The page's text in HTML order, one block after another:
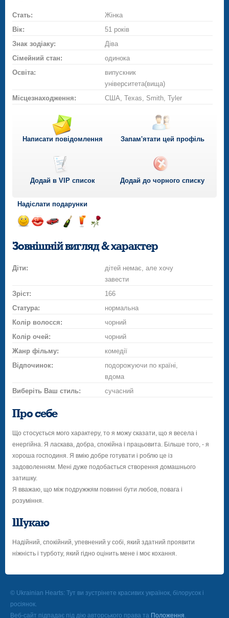
Стать:
Жінка
Вік:
51 років
Знак зодіаку:
Діва
Сімейний стан:
одинока
Освіта:
випускник
університета(вища)
Місцезнаходження:
США, Texas, Smith, Tyler
Написати повідомлення Запам'ятати цей профіль
Додай в VIP список Додай до чорного списку
Надіслати подарунки
посмішкупоцілунок
на
автомобілі
шампанське
троянду
Зовнішній вигляд & характер
Діти:
дітей немає, але хочу
завести
Зріст:
166
Статура:
нормальна
Колір волосся:
чорний
Колір очей:
чорний
Жанр фільму:
комедії
Відпочинок:
подорожуючи по країні,
вдома
Виберіть Ваш стиль:
сучасний
Про себе
Що стосується мого характеру, то я можу сказати, що я весела і
енергійна. Я ласкава, добра, спокійна і працьовита. Більше того, - я
хороша господиня. Я вмію добре готувати і роблю це із
задоволенням. Мені дуже подобається створення домашнього
затишку.
Я вважаю, що між подружжям повинні бути любов, повага і
розуміння.
Шукаю
Надійний, спокійний, упевнений у собі, який здатний проявити
ніжність і турботу, який гідно оцінить мене і моє кохання.
© Ukrainian Hearts: Тут ви зустрінете красивих українок, білорусок і
росіянок.
Веб-сайт підпадає під дію авторського права та Положення.